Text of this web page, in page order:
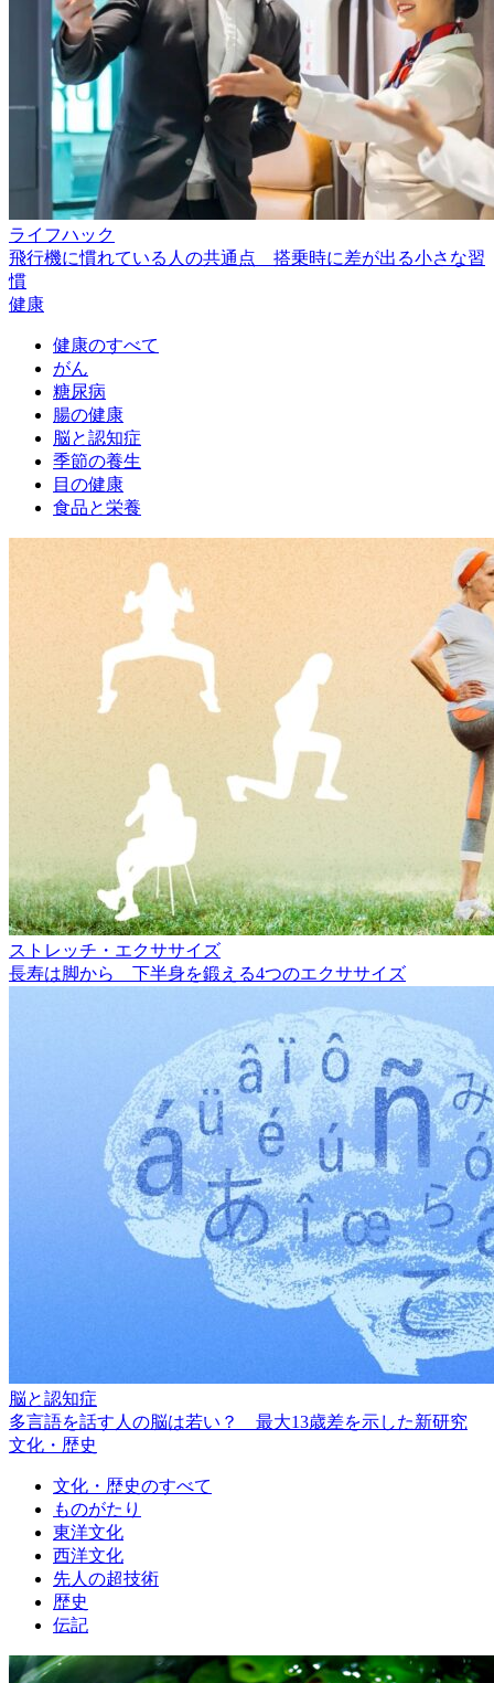
ライフハック
飛行機に慣れている人の共通点 搭乗時に差が出る小さな習
慣
健康
健康のすべて
がん
糖尿病
腸の健康
脳と認知症
季節の養生
目の健康
食品と栄養
ストレッチ・エクササイズ
長寿は脚から 下半身を鍛える4つのエクササイズ
脳と認知症
多言語を話す人の脳は若い？ 最大13歳差を示した新研究
文化・歴史
文化・歴史のすべて
ものがたり
東洋文化
西洋文化
先人の超技術
歴史
伝記